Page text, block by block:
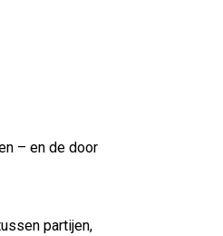
– en de door
partijen,